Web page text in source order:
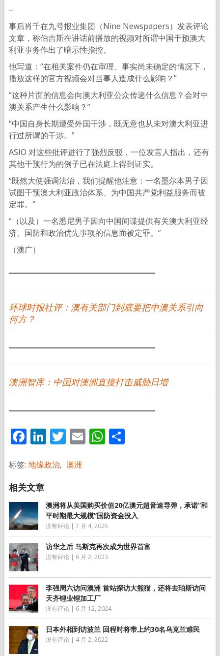
–
事后肖千在九号报业集团（Nine Newspapers）发表评论
文章，称伯吉斯在讲话前播放的视频对所谓中国干预澳大
利亚事务作出了暗示性指控。
他写道：“在相关案件仍在审理、事实尚未确定的情况下，
播放这样的官方视频会对当事人造成什么影响？”
“这种片面的信息会向澳大利亚公众传递什么信息？会对中
澳关系产生什么影响？”
“中国自身长期遭受外国干涉，既无意也从未对澳大利亚进
行过所谓的干涉。”
ASIO 对这些批评进行了强烈反驳，一位发言人指出，还有
其他干预行为的例子已在法庭上得到证实。
“既然大使强调法治，我们提醒他注意：一名墨尔本男子因
试图干预澳大利亚政治体系、为中国共产党利益服务而被
定罪。”
“（以及）一名悉尼男子因向中国间谍提供有关澳大利亚经
济、国防和政治优先事项的信息而被定罪。”
（澳广）
环球时报社评：澳有关部门到底要把中澳关系引向
何方？
澳洲智库：中国对澳洲直接打击威胁日增
Facebook
LinkedIn
Twitter
EmailWhatsApp
分
标签: 地缘政治, 澳洲
澳洲将从美国购买价值20亿澳元超音速导弹，承诺“和
平时期最大规模”国防资金投入
没有评论 7 月 4, 2025
访华之后 马斯克再次成为世界首富
没有评论 6 月 2, 2023
李强周六访问澳洲 首站探访大熊猫，还将去珀斯访问
天齐锂业锂加工厂
没有评论 6 月 12, 2024
日本外相到访波兰 回程时将带上约30名乌克兰难民
没有评论 4 月 2, 2022